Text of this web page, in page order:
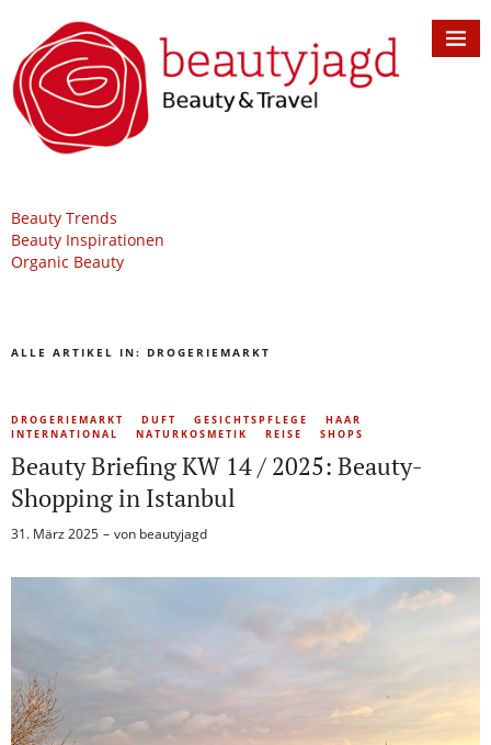
Beauty Trends
Beauty Inspirationen
Organic Beauty
ALLE ARTIKEL IN: DROGERIEMARKT
DROGERIEMARKT DUFT GESICHTSPFLEGE
HAAR
INTERNATIONAL
NATURKOSMETIK REISE SHOPS
Beauty Briefing KW 14 / 2025: Beauty-
Shopping in Istanbul
31. März 2025 von beautyjagd